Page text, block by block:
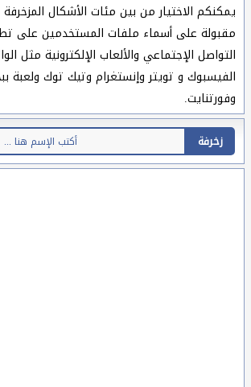
يمكنكم الاختيار من بين مئات الأشكال
مقبولة على أسماء ملفات المستخدمين على
التواصل الإجتماعي والألعاب الإلكترونية مثل
الفيسبوك و تويتر وإنستغرام وتيك توك ولعبة
وفورتنايت.
زخرفة